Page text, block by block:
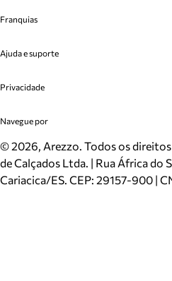
Cashback
Venda Corporativa
Mapa do Site
Inverno
Mundo Arezzo
Franquias
Plano de Negócio
Ajuda e suporte
Cadastro
Meus Pedidos
Trocas e Devoluções
Cartão Presente
Localizador de lojas
Privacidade
Politica e Privacidade
Navegue por
Sapatos
Bolsas
Scarpins
©2026, Arezzo. Todos os
de Calçados Ltda. | Rua África do
Cariacica/ES. CEP: 29157-900 |